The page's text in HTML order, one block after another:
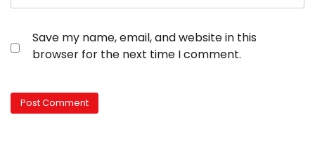
Save my name, email, and website in this
browser for the next time I comment.